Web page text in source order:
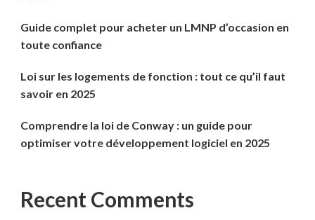
Guide complet pour acheter un LMNP d’occasion en
toute confiance
Loi sur les logements de fonction : tout ce qu’il faut
savoir en 2025
Comprendre la loi de Conway : un guide pour
optimiser votre développement logiciel en 2025
Recent Comments